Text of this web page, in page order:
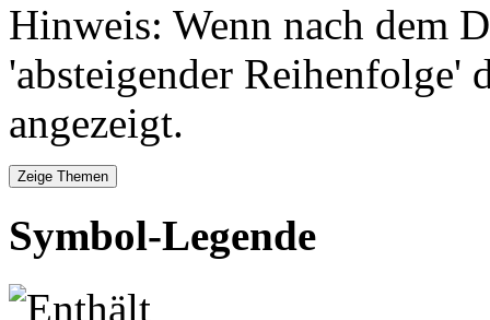
Hinweis: Wenn nach dem
'absteigender Reihenfolge'
angezeigt.
Symbol-Legende